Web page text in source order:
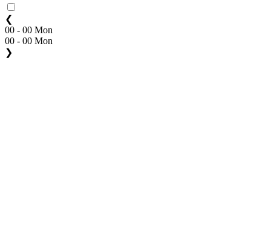
❮
00 - 00 Mon
00 - 00 Mon
❯